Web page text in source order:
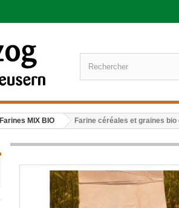
Farines MIX BIO Farine céréales et graines bio